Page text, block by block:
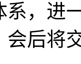
系，进
会后将